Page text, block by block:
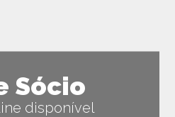
Sócio
disponível